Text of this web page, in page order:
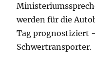
werden für die
Tag pro­gnostiziert
Schwertransporter.